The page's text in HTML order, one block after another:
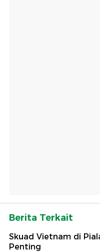
Berita Terkait
Skuad Vietnam di
Penting